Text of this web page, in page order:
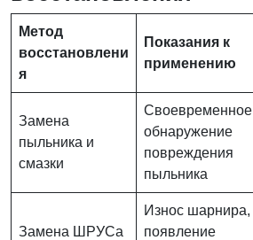
Метод
восстановлени
я
Показания к
применению
Замена
пыльника и
смазки
Своевременное
обнаружение
повреждения
пыльника
Замена ШРУСа
Износ шарнира,
появление